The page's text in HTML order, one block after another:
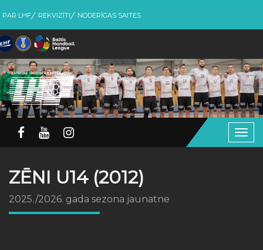
PAR LHF REKVIZĪTI NODERĪGAS SAITES
ZĒNI U14 (2012)
2025./2026. gada sezona jaunatne